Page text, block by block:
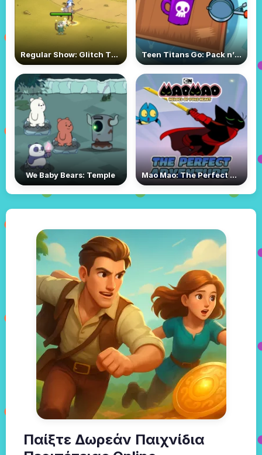
Regular Show: Glitch TV Lords of Loot Teen Titans Go: Pack n’ Go!
We Baby Bears: Temple Mao Mao: The Perfect Adventure
Παίξτε Δωρεάν Παιχνίδια